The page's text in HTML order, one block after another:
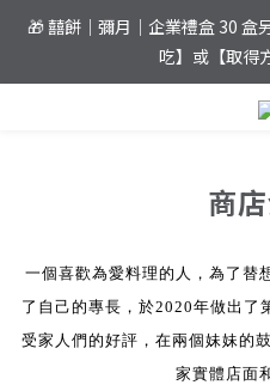
⚡️ 夏日優惠！滿
🎁 囍餅｜彌月｜企業禮盒 30 盒
吃】或【取得
⚡️ 夏日優惠！滿
商
一個喜歡為愛料理的人， 為了替
了自己的專長， 於2020年做出了
受家人們的好評，在兩個妹妹的
家實體店面